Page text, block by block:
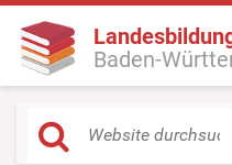
Baden-